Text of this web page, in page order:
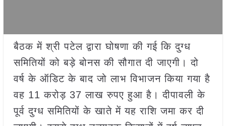
बैठक में श्री पटेल द्वारा घोषणा की गई कि दुग्ध
समितियों को बड़े बोनस की सौगात दी जाएगी। दो
वर्ष के ऑडिट के बाद जो लाभ विभाजन किया गया है
वह 11 करोड़ 37 लाख रुपए हुआ है। दीपावली के
पूर्व दुग्ध समितियों के खाते में यह राशि जमा कर दी